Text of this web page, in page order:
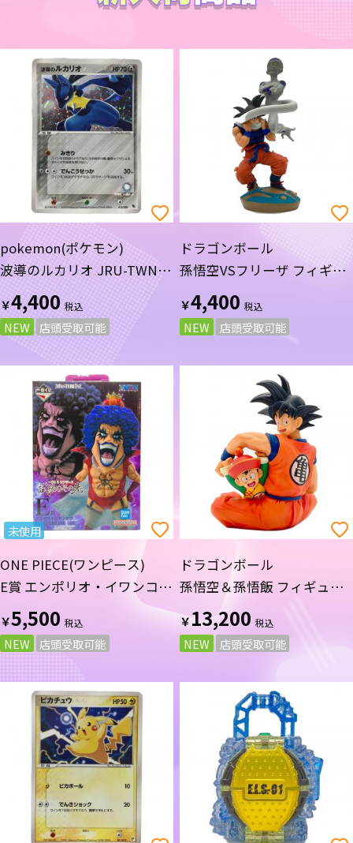
pokemon(ポケモン)
波導のルカリオ JRU-TWN-
TRG 012/020 ポケモンカー
ド
￥4,400
NEW 店頭受取可能
ドラゴンボール
孫悟空VSフリーザ フィギュ
ア DRAGON HISTORY C賞
一番くじ
￥4,400
NEW 店頭受取可能
未使用
ONE PIECE(ワンピース)
E賞 エンポリオ・イワンコフ
試練のその先へ フィギュア
一番くじ
￥5,500
NEW 店頭受取可能
ドラゴンボール
孫悟空＆孫悟飯 フィギュア
MASTERLISE A賞 一番くじ
￥13,200
NEW 店頭受取可能